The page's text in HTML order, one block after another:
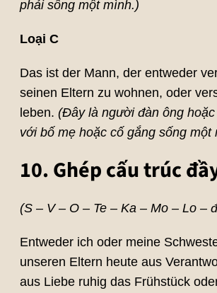
phải sống một mình.)
Loại C
Das ist der Mann, der entweder
seinen Eltern zu wohnen, oder
leben. (Đây là người đàn ông
với bố mẹ hoặc cố gắng sống một
10. Ghép cấu trúc
(S – V–O – Te – Ka – Mo – Lo –
Entweder ich oder meine
unseren Eltern heute aus
aus Liebe ruhig das Frühstück